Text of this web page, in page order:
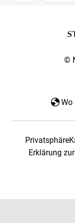
©
Wo
Privatsphäre
Erklärung